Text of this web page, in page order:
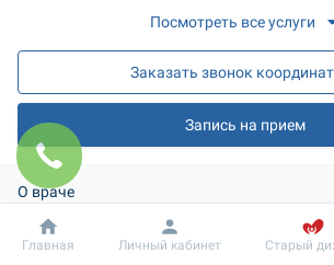
Посмотреть все услуги
Заказать звонок
Запись на прием
О враче
Образование:
Добробут Информация
Главная Личный кабинет Старый